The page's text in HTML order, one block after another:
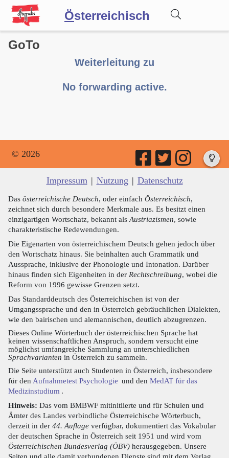
Österreichisch
Wörterbuch
GoTo
Weiterleitung zu
No forwarding active.
© 2026
Impressum | Nutzung | Datenschutz
Das österreichische Deutsch, oder einfach Österreichisch,
zeichnet sich durch besondere Merkmale aus. Es besitzt einen
einzigartigen Wortschatz, bekannt als Austriazismen, sowie
charakteristische Redewendungen.
Die Eigenarten von österreichischem Deutsch gehen jedoch über
den Wortschatz hinaus. Sie beinhalten auch Grammatik und
Aussprache, inklusive der Phonologie und Intonation. Darüber
hinaus finden sich Eigenheiten in der Rechtschreibung, wobei die
Reform von 1996 gewisse Grenzen setzt.
Das Standarddeutsch des Österreichischen ist von der
Umgangssprache und den in Österreich gebräuchlichen Dialekten,
wie den bairischen und alemannischen, deutlich abzugrenzen.
Dieses Online Wörterbuch der österreichischen Sprache hat
keinen wissenschaftlichen Anspruch, sondern versucht eine
möglichst umfangreiche Sammlung an unterschiedlichen
Sprachvarianten in Österreich zu sammeln.
Die Seite unterstützt auch Studenten in Österreich, insbesondere
für den Aufnahmetest Psychologie und den MedAT für das
Medizinstudium .
Hinweis: Das vom BMBWF mitinitiierte und für Schulen und
Ämter des Landes verbindliche Österreichische Wörterbuch,
derzeit in der 44. Auflage verfügbar, dokumentiert das Vokabular
der deutschen Sprache in Österreich seit 1951 und wird vom
Österreichischen Bundesverlag (ÖBV) herausgegeben. Unsere
Seiten und alle damit verbundenen Dienste sind mit dem Verlag